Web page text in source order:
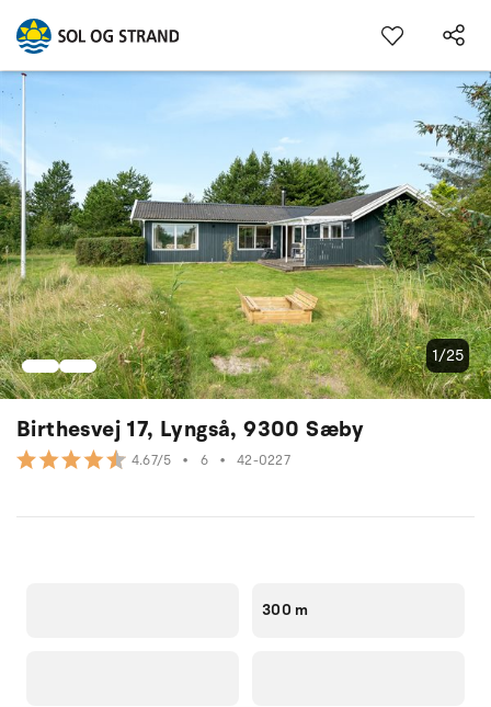
Birthesvej 17, Lyngså, 9300 Sæby
4.67/5 • 6 • 42-0227
1/25
300 m